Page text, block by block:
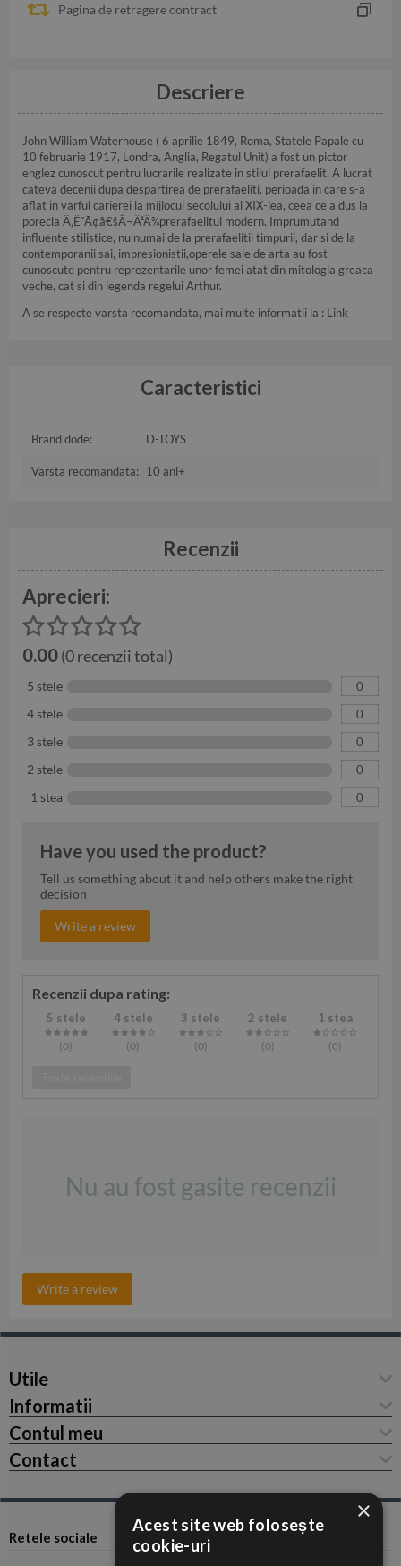
Pagina de retragere contract
Descriere
John William Waterhouse ( 6 aprilie 1849, Roma, Statele Papale cu
10 februarie 1917, Londra, Anglia, Regatul Unit) a fost un pictor
englez cunoscut pentru lucrarile realizate in stilul prerafaelit. A lucrat
cateva decenii dupa despartirea de prerafaeliti, perioada in care s-a
aflat in varful carierei la mijlocul secolului al XIX-lea, ceea ce a dus la
porecla Ä‚Ë˜Ã¢â€šÂ¬Ä¹Ä¾prerafaelitul modern. Imprumutand
influente stilistice, nu numai de la prerafaelitii timpurii, dar si de la
contemporanii sai, impresionistii,operele sale de arta au fost
cunoscute pentru reprezentarile unor femei atat din mitologia greaca
veche, cat si din legenda regelui Arthur.
A se respecte varsta recomandata, mai multe informatii la : Link
Caracteristici
Brand dode: D-TOYS
Varsta recomandata: 10 ani+
Recenzii
Aprecieri:
0.00(0 recenzii total)
5 stele 0
4 stele 0
3 stele 0
2 stele 0
1 stea 0
Have you used the product?
Tell us something about it and help others make the right
decision
Write a review
Recenzii dupa rating:
5 stele
(0)
4 stele
(0)
3 stele
(0)
2 stele
(0)
1 stea
(0)
Nu au fost gasite recenzii
Write a review
Utile
Informatii
Contul meu
Contact
Retele sociale
×
Acest site web folosește
cookie-uri